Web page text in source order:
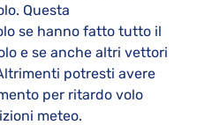
Questa
se hanno fatto tutto il
e se anche altri vettori
potresti avere
per ritardo volo
meteo.